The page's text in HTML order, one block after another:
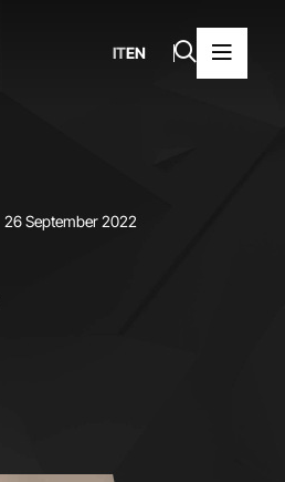
ITEN
26 September 2022